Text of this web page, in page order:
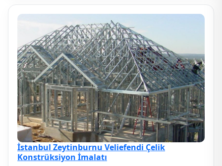
İstanbul Zeytinburnu Veliefendi Çelik
Konstrüksiyon İmalatı